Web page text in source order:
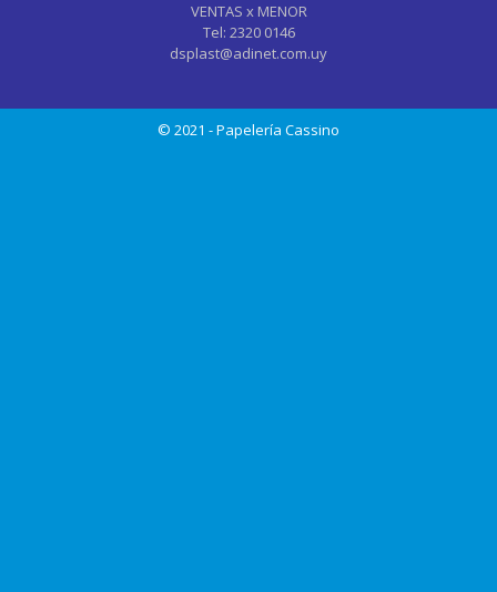
VENTAS x MENOR
Tel: 2320 0146
dsplast@adinet.com.uy
© 2021 - Papelería Cassino